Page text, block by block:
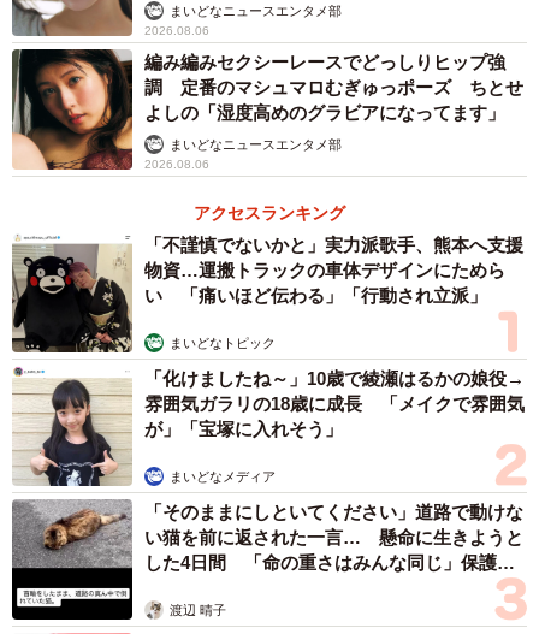
まいどなニュースエンタメ部
2026.08.06
編み編みセクシーレースでどっしりヒップ強
調 定番のマシュマロむぎゅっポーズ ちとせ
よしの「湿度高めのグラビアになってます」
まいどなニュースエンタメ部
2026.08.06
アクセスランキング
「不謹慎でないかと」実力派歌手、熊本へ支援
物資…運搬トラックの車体デザインにためら
い 「痛いほど伝わる」「行動され立派」
まいどなトピック
「化けましたね～」10歳で綾瀬はるかの娘役→
雰囲気ガラリの18歳に成長 「メイクで雰囲気
が」「宝塚に入れそう」
まいどなメディア
「そのままにしといてください」道路で動けな
い猫を前に返された一言… 懸命に生きようと
した4日間 「命の重さはみんな同じ」保護団
渡辺 晴子